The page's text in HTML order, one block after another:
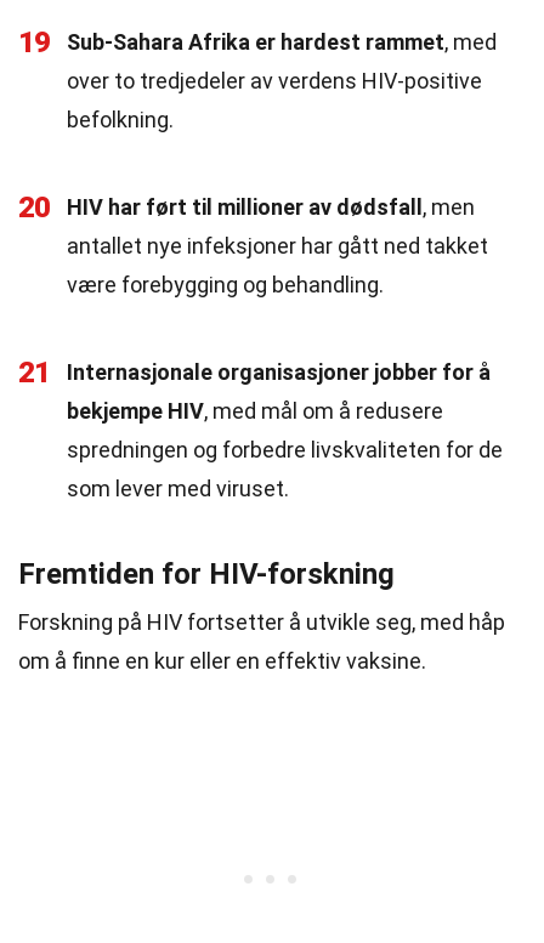
19 Sub-Sahara Afrika er hardest rammet, med
over to tredjedeler av verdens HIV-positive
befolkning.
20 HIV har ført til millioner av dødsfall , men
antallet nye infeksjoner har gått ned takket
være forebygging og behandling.
21
Internasjonale organisasjoner jobber for å
bekjempe HIV, med mål om å redusere
spredningen og forbedre livskvaliteten for de
som lever med viruset.
Fremtiden for HIV-forskning
Forskning på HIV fortsetter å utvikle seg, med håp
om å finne en kur eller en effektiv vaksine.